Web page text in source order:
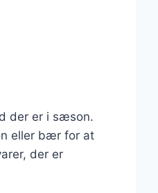
der er i sæson.
eller bær for at
der er